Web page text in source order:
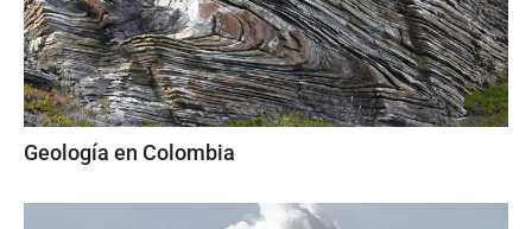
Geología en Colombia